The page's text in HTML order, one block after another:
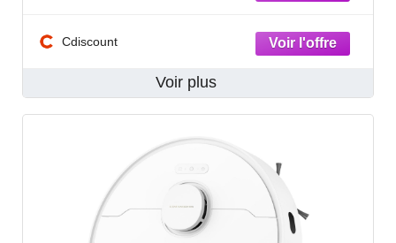
Cdiscount
Voir plus